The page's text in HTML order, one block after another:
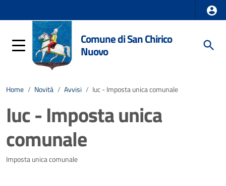
Comune di San Chirico
Nuovo
Home / Novità / Avvisi / Iuc - Imposta unica comunale
Iuc - Imposta unica
comunale
Dettagli della notizia
Imposta unica comunale